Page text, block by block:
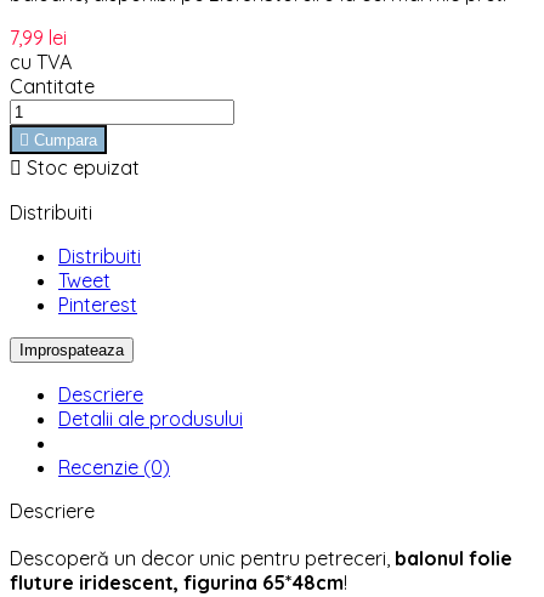
7,99 lei
cu TVA
Cantitate
 Cumpara
 Stoc epuizat
Distribuiti
Distribuiti
Tweet
Pinterest
Descriere
Detalii ale produsului
Recenzie (0)
Descriere
Descoperă un decor unic pentru petreceri, balonul folie
fluture iridescent, figurina 65*48cm!